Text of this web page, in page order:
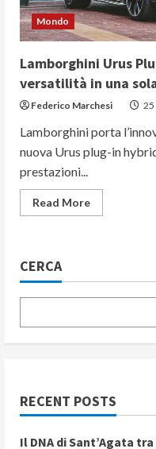
Mondo
Lamborghini Urus
versatilità in una
Federico Marchesi 25
Lamborghini porta
nuova Urus plug-in
prestazioni...
Read MoreRead
more
Hybrid:
stile
versatilità
una
CERCA
RECENT POSTS
Il DNA di Sant’Agata